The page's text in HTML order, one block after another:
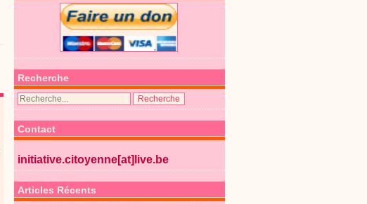
Recherche
Contact
initiative.citoyenne[at]live.be
Articles Récents